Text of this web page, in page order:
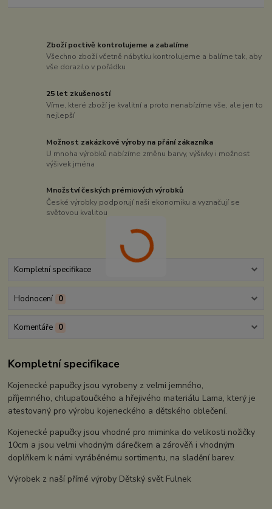
Zboží poctivě kontrolujeme a zabalíme
Všechno zboží včetně nábytku kontrolujeme a balíme tak, aby
vše dorazilo v pořádku
25 let zkušeností
Víme, které zboží je kvalitní a proto nenabízíme vše, ale jen to
nejlepší
Možnost zakázkové výroby na přání zákazníka
U mnoha výrobků nabízíme změnu barvy, výšivky i možnost
výšivek jména
Množství českých prémiových výrobků
České výrobky podporují naši ekonomiku a vyznačují se
světovou kvalitou
Kompletní specifikace
Hodnocení 0
Komentáře 0
Kompletní specifikace
Kojenecké papučky jsou vyrobeny z velmi jemného,
příjemného, chlupaťoučkého a hřejivého materiálu Lama, který je
atestovaný pro výrobu kojeneckého a dětského oblečení.
Kojenecké papučky jsou vhodné pro miminka do velikosti nožičky
10cm a jsou velmi vhodným dárečkem a zárověň i vhodným
doplňkem k námi vyráběnému sortimentu, na sladění barev.
Výrobek z naší přímé výroby Dětský svět Fulnek